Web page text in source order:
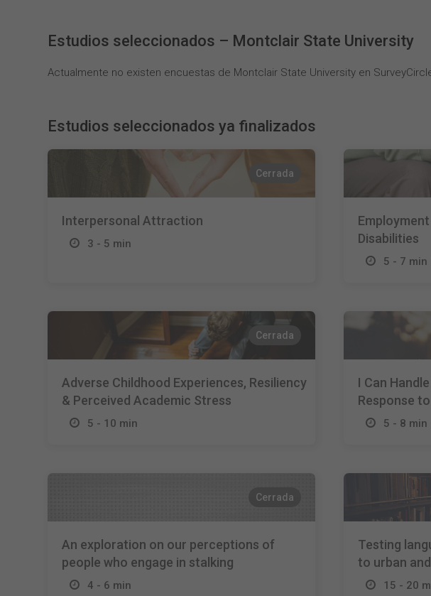
Estudios seleccionados – Montclair State University
Actualmente no existen encuestas de Montclair State University en
Estudios seleccionados ya finalizados
Cerrada
Interpersonal Attraction
3 - 5 min
Disabilities
5 - 7 min
Cerrada
Adverse Childhood Experiences, Resiliency
& Perceived Academic Stress
5 - 10 min
I Can
Response
5 - 8 min
Cerrada
An exploration on our perceptions of
people who engage in stalking
4 - 6 min
Testing
to urban
15 - 20